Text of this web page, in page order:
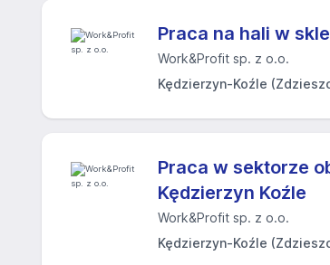
Praca na hali w
Work&Profit sp. z o.o.
Kędzierzyn-Koźle
Praca w sektorze
Kędzierzyn Koźle
Work&Profit sp. z o.o.
Kędzierzyn-Koźle